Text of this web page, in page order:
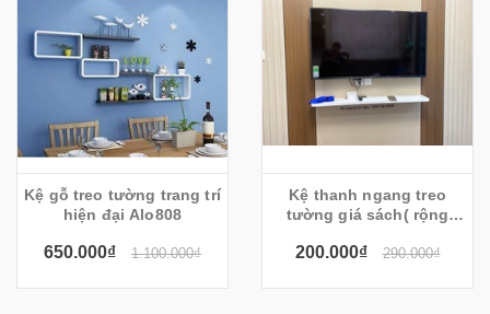
Kệ gỗ treo tường trang trí
hiện đại Alo808
650.000₫ 1.100.000₫
Kệ thanh ngang treo
tường giá sách( rộng
200.000₫ 290.000₫